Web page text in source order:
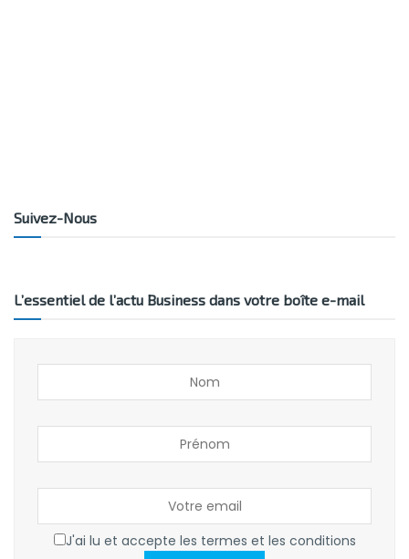
Suivez-Nous
L’essentiel de l’actu Business dans votre boîte e-mail
J'ai lu et accepte les termes et les conditions